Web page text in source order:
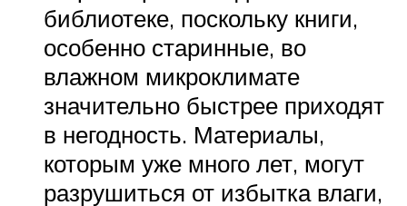
библиотеке, поскольку книги,
особенно старинные, во
влажном микроклимате
значительно быстрее приходят
в негодность. Материалы,
которым уже много лет, могут
разрушиться от избытка влаги,